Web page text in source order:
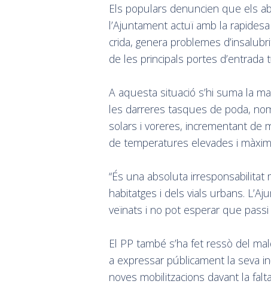
Els populars denuncien que els
l’Ajuntament actuï amb la
crida, genera problemes
de les principals portes d’entrada
A aquesta situació s’hi suma la
les darreres tasques de poda,
solars i voreres, incrementant de
de temperatures elevades i
“És una absoluta
habitatges i dels vials urbans.
veïnats i no pot esperar que passi
El PP també s’ha fet ressò del
a expressar públicament la seva
noves mobilitzacions davant la